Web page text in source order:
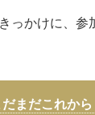
っかけに、参
まだこれか